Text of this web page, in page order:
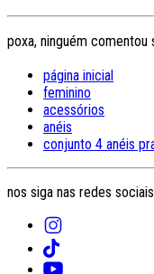
poxa, ninguém comentou
página inicial
feminino
acessórios
anéis
conjunto 4 anéis
nos siga nas redes sociais